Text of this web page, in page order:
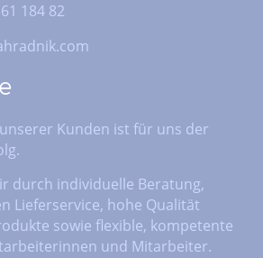
184 82
Kunden ist für uns der
durch individuelle Beratung,
Lieferservice, hohe Qualität
sowie flexible, kompetente
und Mitarbeiter.